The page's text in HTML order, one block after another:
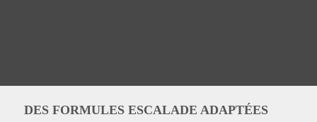
DES FORMULES ESCALADE ADAPTÉES